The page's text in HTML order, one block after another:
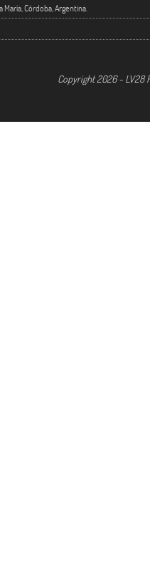
María, Córdoba, Argentina.
Copyright 2026 - LV28